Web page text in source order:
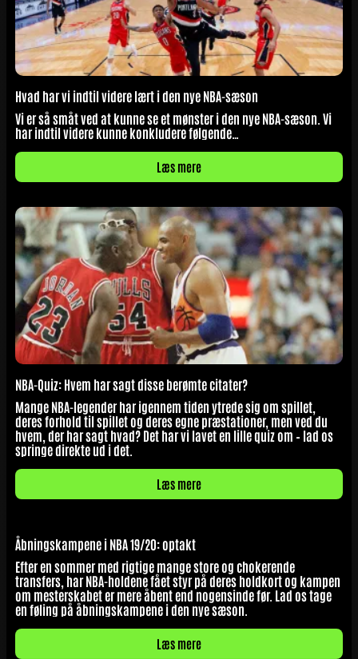
Hvad har vi indtil videre lært i den nye NBA-sæson
Vi er så småt ved at kunne se et mønster i den nye NBA-sæson. Vi
har indtil videre kunne konkludere følgende…
Læs mere
NBA-Quiz: Hvem har sagt disse berømte citater?
Mange NBA-legender har igennem tiden ytrede sig om spillet,
deres forhold til spillet og deres egne præstationer, men ved du
hvem, der har sagt hvad? Det har vi lavet en lille quiz om – lad os
springe direkte ud i det.
Læs mere
Åbningskampene i NBA 19/20: optakt
Efter en sommer med rigtige mange store og chokerende
transfers, har NBA-holdene fået styr på deres holdkort og kampen
om mesterskabet er mere åbent end nogensinde før. Lad os tage
en føling på åbningskampene i den nye sæson.
Læs mere